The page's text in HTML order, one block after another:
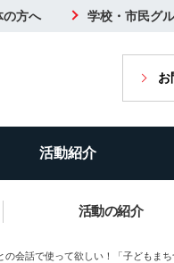
の方へ 学校・市民グ
お
活動紹介
活動の紹介
の会話で使って欲しい！「子どもま